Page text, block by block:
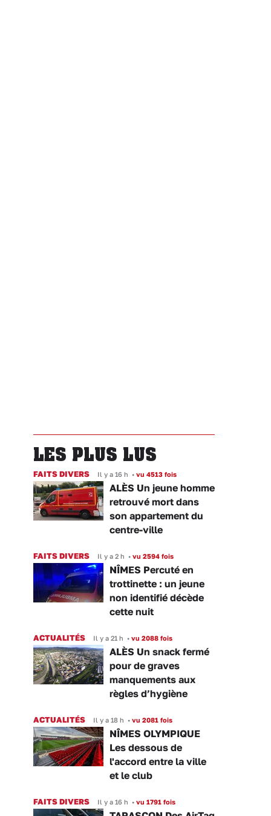
LES PLUS LUS
FAITS DIVERS Il y a 16 h • vu 4513 fois
ALÈS Un jeune homme
retrouvé mort dans
son appartement du
centre-ville
FAITS DIVERS Il y a 2 h • vu 2594 fois
NÎMES Percuté en
trottinette : un jeune
non identifié décède
cette nuit
ACTUALITÉS Il y a 21 h • vu 2088 fois
ALÈS Un snack fermé
pour de graves
manquements aux
règles d’hygiène
ACTUALITÉS Il y a 18 h • vu 2081 fois
NÎMES OLYMPIQUE
Les dessous de
l'accord entre la ville
et le club
FAITS DIVERS Il y a 16 h • vu 1791 fois